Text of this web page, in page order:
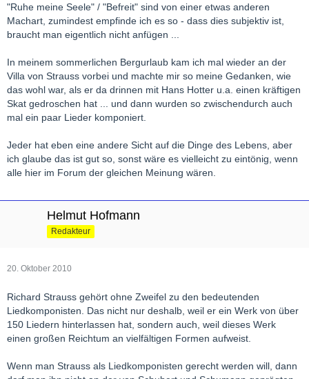
"Ruhe meine Seele" / "Befreit" sind von einer etwas anderen
Machart, zumindest empfinde ich es so - dass dies subjektiv ist,
braucht man eigentlich nicht anfügen ...
In meinem sommerlichen Bergurlaub kam ich mal wieder an der
Villa von Strauss vorbei und machte mir so meine Gedanken, wie
das wohl war, als er da drinnen mit Hans Hotter u.a. einen kräftigen
Skat gedroschen hat ... und dann wurden so zwischendurch auch
mal ein paar Lieder komponiert.
Jeder hat eben eine andere Sicht auf die Dinge des Lebens, aber
ich glaube das ist gut so, sonst wäre es vielleicht zu eintönig, wenn
alle hier im Forum der gleichen Meinung wären.
Helmut Hofmann
Redakteur
20. Oktober 2010
Richard Strauss gehört ohne Zweifel zu den bedeutenden
Liedkomponisten. Das nicht nur deshalb, weil er ein Werk von über
150 Liedern hinterlassen hat, sondern auch, weil dieses Werk
einen großen Reichtum an vielfältigen Formen aufweist.
Wenn man Strauss als Liedkomponisten gerecht werden will, dann